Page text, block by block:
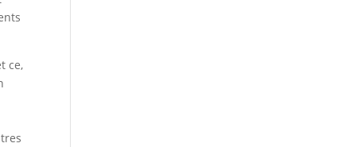
ce,